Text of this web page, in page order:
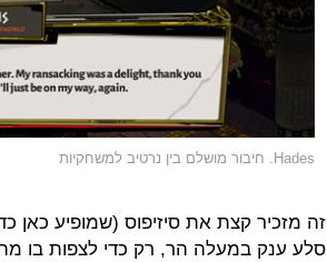
Hades. חיבור מושלם בין נרטיב למשחקיות
זה מזכיר קצת את סיזיפוס (שמופיע כאן
סלע ענק במעלה הר, רק כדי לצפות בו